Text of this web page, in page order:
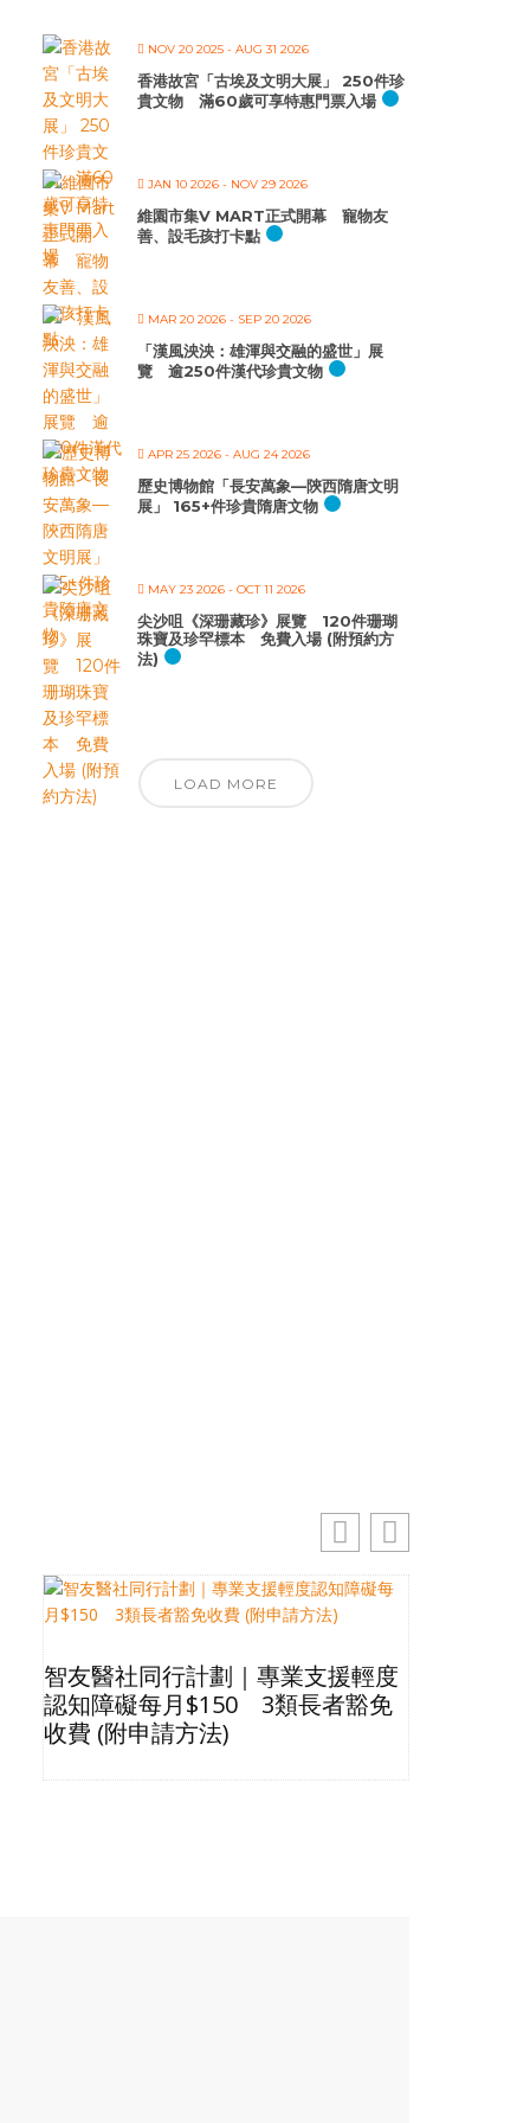
NOV 20 2025 - AUG 31 2026
香港故宮「古埃及文明大展」 250件珍
貴文物 滿60歲可享特惠門票入場
JAN 10 2026 - NOV 29 2026
維園市集V MART正式開幕 寵物友
善、設毛孩打卡點
MAR 20 2026 - SEP 20 2026
「漢風泱泱：雄渾與交融的盛世」展
覽 逾250件漢代珍貴文物
APR 25 2026 - AUG 24 2026
歷史博物館「長安萬象—陝西隋唐文明
展」 165+件珍貴隋唐文物
MAY 23 2026 - OCT 11 2026
尖沙咀《深珊藏珍》展覽 120件珊瑚
珠寶及珍罕標本 免費入場 (附預約方
法)
LOAD MORE
智友醫社同行計劃｜專業支援輕度
認知障礙每月$150 3類長者豁免
收費 (附申請方法)